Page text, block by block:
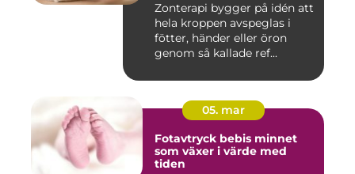
Zonterapi bygger på idén att
hela kroppen avspeglas i
fötter, händer eller öron
genom så kallade ref...
05. mar
Fotavtryck bebis minnet
som växer i värde med
tiden